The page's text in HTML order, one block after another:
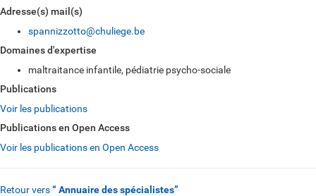
Adresse(s) mail(s)
spannizzotto@chuliege.be
Domaines d'expertise
maltraitance infantile, pédiatrie psycho-sociale
Publications
Voir les publications
Publications en Open Access
Voir les publications en Open Access
Retour vers“ Annuaire des spécialistes”